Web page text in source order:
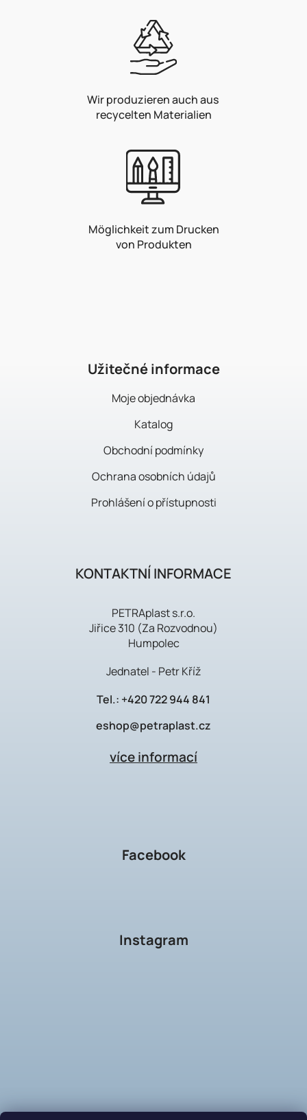
Wir produzieren auch aus
recycelten Materialien
Möglichkeit zum Drucken
von Produkten
Užitečné informace
Moje objednávka
Katalog
Obchodní podmínky
Ochrana osobních údajů
Prohlášení o přístupnosti
KONTAKTNÍ INFORMACE
PETRAplast s.r.o.
Jiřice 310 (Za Rozvodnou)
Humpolec
Jednatel - Petr Kříž
Tel.: +420 722 944 841
eshop@petraplast.cz
více informací
Facebook
Instagram